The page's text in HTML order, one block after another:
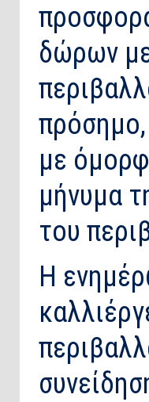
δώρων
πρόσημο,
με
μήνυμα
του
Η